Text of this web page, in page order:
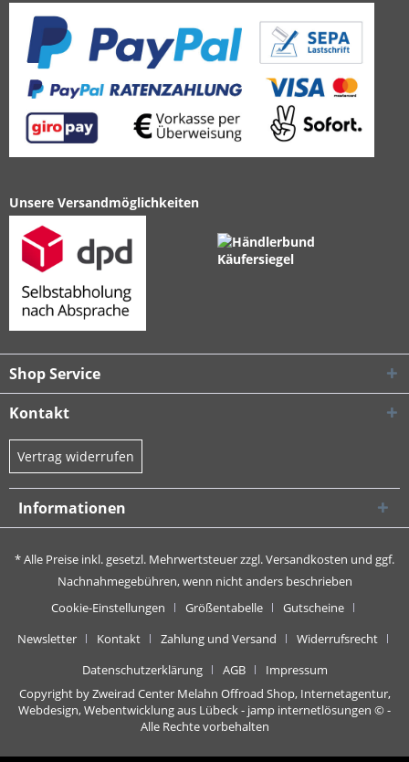
Unsere Versandmöglichkeiten
Shop Service
Kontakt
Vertrag widerrufen
Informationen
* Alle Preise inkl. gesetzl. Mehrwertsteuer zzgl.Versandkosten und ggf.
Nachnahmegebühren, wenn nicht anders beschrieben
Cookie-Einstellungen
Größentabelle
Gutscheine
Newsletter
Kontakt Zahlung und Versand
Widerrufsrecht
Datenschutzerklärung
AGB
Impressum
Copyright by Zweirad Center Melahn Offroad Shop, Internetagentur,
Webdesign, Webentwicklung aus Lübeck - jamp internetlösungen © -
Alle Rechte vorbehalten